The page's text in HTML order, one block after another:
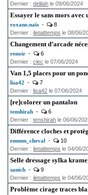
Dernier : delilah le 09/06/2024
Essayer le sans mors avec
roxane.nais -
8
Dernier : iletaittemps le 08/06/
Changement d’arcade
renoir -
6
Dernier : clec le 07/06/2024
Van 1,5 places pour un
lisa42 -
7
Dernier : lisa42 le 07/06/2024
[re]colorer un pantalon
tenshirah -
6
Dernier : tenshirah le 06/06/
Différence cloches et
emmm_cheval -
10
Dernier : iletaittemps le 04/06/
Selle dressage sylka
sanich -
9
Dernier : iletaittemps le 04/06/
Problème cirage traces